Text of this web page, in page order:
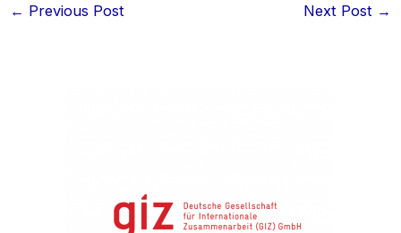
← Previous Post Next Post →